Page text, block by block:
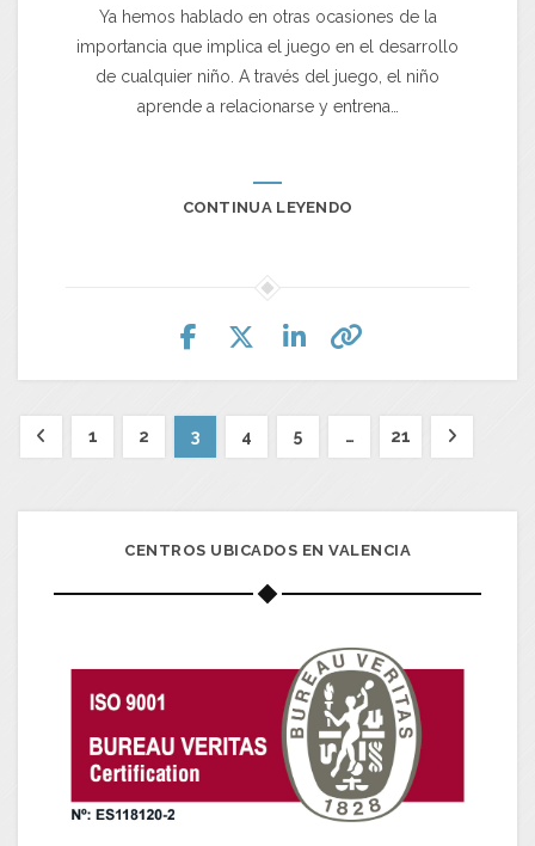
Ya hemos hablado en otras ocasiones de la
importancia que implica el juego en el desarrollo
de cualquier niño. A través del juego, el niño
aprende a relacionarse y entrena…
CONTINUA LEYENDO
1 2 3 4 5 … 21
CENTROS UBICADOS EN VALENCIA